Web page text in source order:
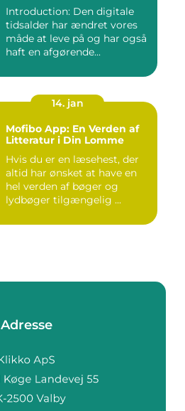
Introduction: Den digitale
tidsalder har ændret vores
måde at leve på og har også
haft en afgørende...
14. jan
Mofibo App: En Verden af
Litteratur i Din Lomme
Hvis du er en læsehest, der
altid har ønsket at have en
hel verden af bøger og
lydbøger tilgængelig ...
Adresse